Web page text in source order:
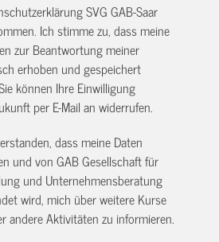
SVG GAB-Saar
Ich stimme zu, dass meine
zur Beantwortung meiner
erhoben und gespeichert
können Ihre Einwilligung
per E-Mail anwiderrufen.
dass meine Daten
und von GAB Gesellschaft für
und Unternehmensberatung
wird, mich über weitere Kurse
andere Aktivitäten zu informieren.